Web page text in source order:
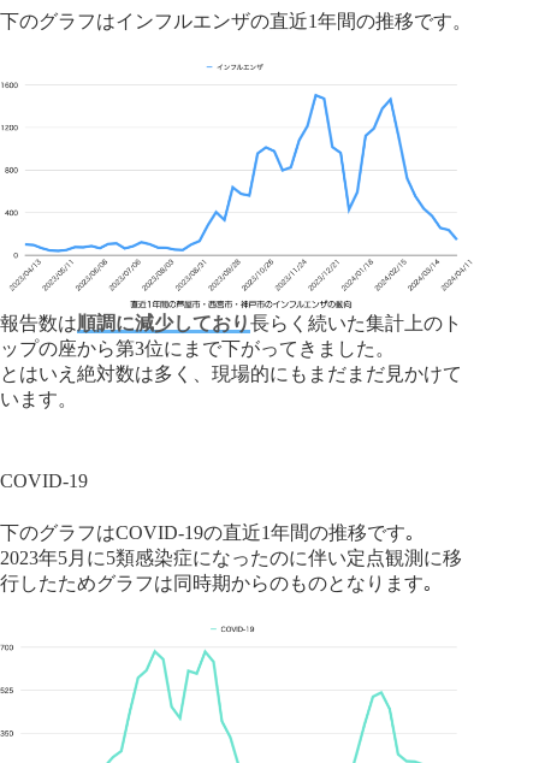
下のグラフはインフルエンザの直近1年間の推移です。
報告数は順調に減少しており長らく続いた集計上のト
ップの座から第3位にまで下がってきました。
とはいえ絶対数は多く、現場的にもまだまだ見かけて
います。
COVID-19
下のグラフはCOVID-19の直近1年間の推移です｡
2023年5月に5類感染症になったのに伴い定点観測に移
行したためグラフは同時期からのものとなります｡